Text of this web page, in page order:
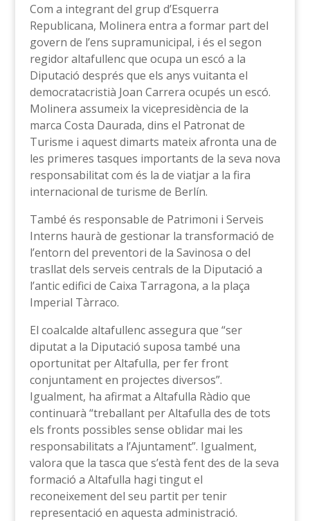
Com a integrant del grup d’Esquerra
Republicana, Molinera entra a formar part del
govern de l’ens supramunicipal, i és el segon
regidor altafullenc que ocupa un escó a la
Diputació després que els anys vuitanta el
democratacristià Joan Carrera ocupés un escó.
Molinera assumeix la vicepresidència de la
marca Costa Daurada, dins el Patronat de
Turisme i aquest dimarts mateix afronta una de
les primeres tasques importants de la seva nova
responsabilitat com és la de viatjar a la fira
internacional de turisme de Berlín.
També és responsable de Patrimoni i Serveis
Interns haurà de gestionar la transformació de
l’entorn del preventori de la Savinosa o del
trasllat dels serveis centrals de la Diputació a
l’antic edifici de Caixa Tarragona, a la plaça
Imperial Tàrraco.
El coalcalde altafullenc assegura que “ser
diputat a la Diputació suposa també una
oportunitat per Altafulla, per fer front
conjuntament en projectes diversos”.
Igualment, ha afirmat a Altafulla Ràdio que
continuarà “treballant per Altafulla des de tots
els fronts possibles sense oblidar mai les
responsabilitats a l’Ajuntament”. Igualment,
valora que la tasca que s’està fent des de la seva
formació a Altafulla hagi tingut el
reconeixement del seu partit per tenir
representació en aquesta administració.